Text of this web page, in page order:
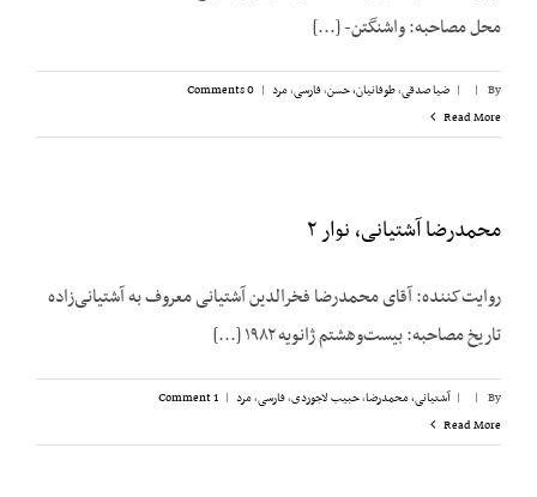
محل مصاحبه: واشنگتن- [...]
By
|
| ضیا صدقی,طوفانیان، حسن,فارسی,مرد |
0 Comments
Read More
محمدرضا آشتیانی، نوار ۲
روایت‌کننده: آقای محمدرضا فخرالدین آشتیانی معروف به آشتیانی‌زاده
تاریخ مصاحبه: بیست‌وهشتم ژانویه ۱۹۸۲ [...]
By
|
| آشتیانی، محمدرضا,حبیب لاجوردی,فارسی,مرد |
1 Comment
Read More